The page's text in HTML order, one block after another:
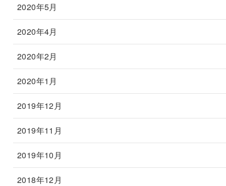
2020年5月
2020年4月
2020年2月
2020年1月
2019年12月
2019年11月
2019年10月
2018年12月